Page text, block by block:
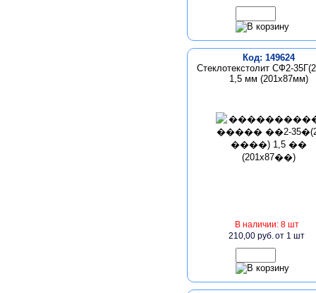
Код: 149624
Стеклотекстолит СФ2-
1,5 мм (201x87мм)
В наличии: 8 шт
210,00 руб.от 1 шт